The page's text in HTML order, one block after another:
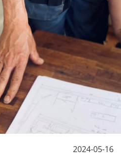
2024-05-16